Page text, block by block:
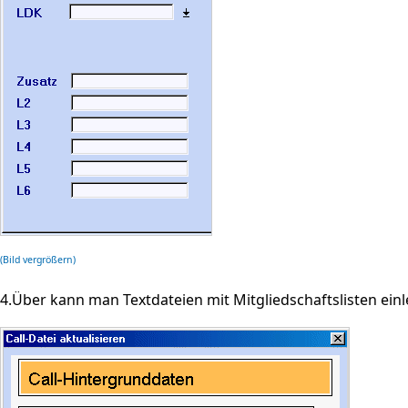
(Bild vergrößern)
4.Über kann man Textdateien mit Mitgliedschaftslisten